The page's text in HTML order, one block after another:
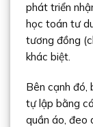
phát triển
học toán tư
tương đồng
khác biệt.
Bên cạnh đó,
tự lập bằng
quần áo, đeo